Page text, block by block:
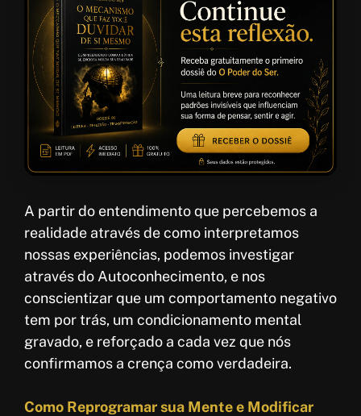
A partir do entendimento que percebemos a
realidade através de como interpretamos
nossas experiências, podemos investigar
através do Autoconhecimento, e nos
conscientizar que um comportamento negativo
tem por trás, um condicionamento mental
gravado, e reforçado a cada vez que nós
confirmamos a crença como verdadeira.
Como Reprogramar sua Mente e Modificar